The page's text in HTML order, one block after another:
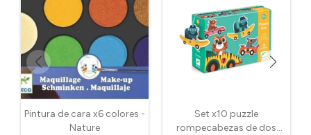
Pintura de cara x6 colores -
Nature
Set x10 puzzle
rompecabezas de dos